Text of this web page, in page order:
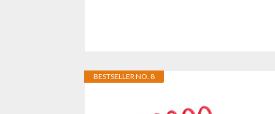
BESTSELLER NO. 8